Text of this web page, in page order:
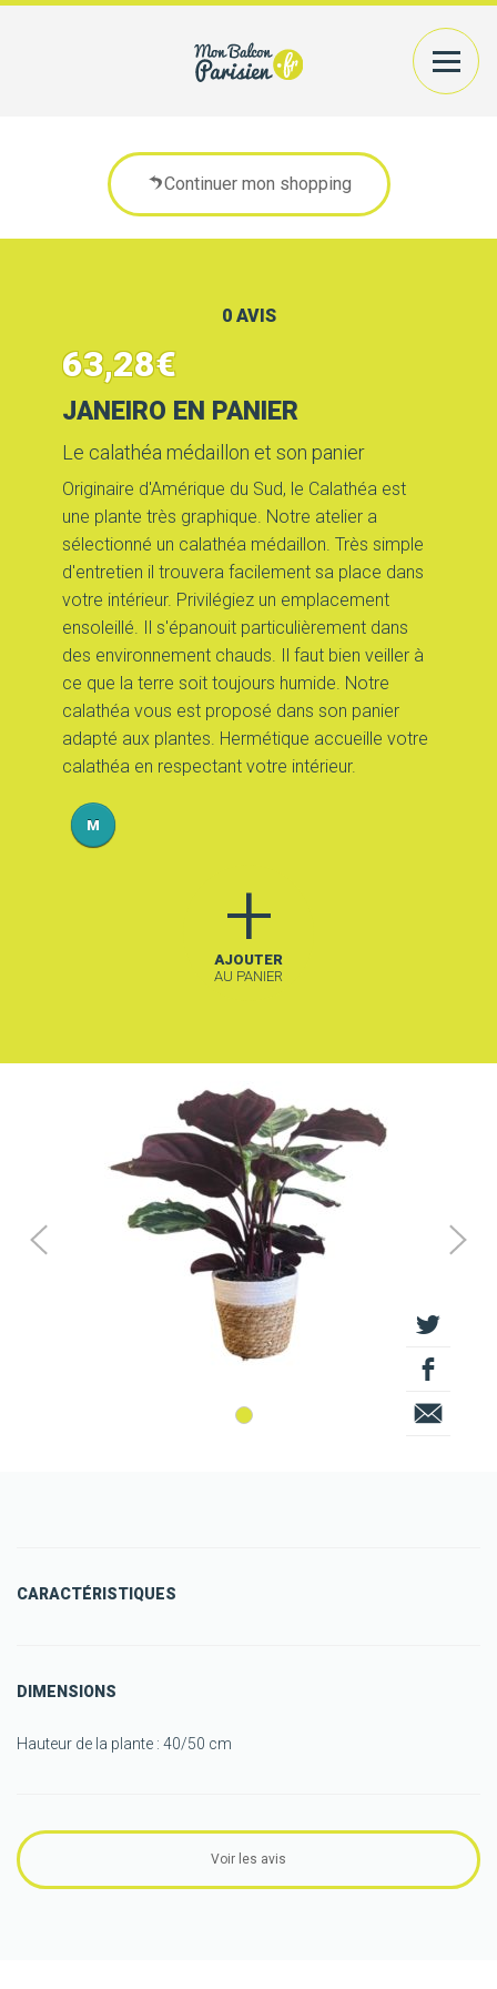
VOTRE EXTÉRIEURPLANTES+CONTENANTS
VOTRE INTÉRIEURPLANTES/BOUQUETS
CONSEILSPRATIQUES
ACCÉDERA MON COMPTE
RECHERCHER UN PRODUIT
MON PANIER
Continuer mon shopping
0 AVIS
63,28€
JANEIRO EN PANIER
Le calathéa médaillon et son panier
Originaire d'Amérique du Sud, le Calathéa est
une plante très graphique. Notre atelier a
sélectionné un calathéa médaillon. Très simple
d'entretien il trouvera facilement sa place dans
votre intérieur. Privilégiez un emplacement
ensoleillé. Il s'épanouit particulièrement dans
des environnement chauds. Il faut bien veiller à
ce que la terre soit toujours humide. Notre
calathéa vous est proposé dans son panier
adapté aux plantes. Hermétique accueille votre
calathéa en respectant votre intérieur.
M
+
AJOUTER
AU PANIER
CARACTÉRISTIQUES
DIMENSIONS
Hauteur de la plante : 40/50 cm
Voir les avis